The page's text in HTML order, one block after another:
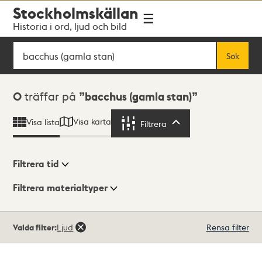
navigationen
huvudinnehållet
Stockholmskällan
Historia i ord, ljud och bild
Sök
Sök
Sökresultat
0 träffar på bacchus (gamla stan)
Visa lista Visa karta Filtrera
Visningsläge
Filtrera tid
Filtrera materialtyper
träffar
Valda filter:Ljud Rensa filter